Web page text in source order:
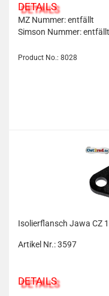
DETAILS
MZ Nummer: entfällt
Simson Nummer: entfällt
Product No.: 8028
Isolierflansch Jawa CZ
Artikel Nr.: 3597
DETAILS